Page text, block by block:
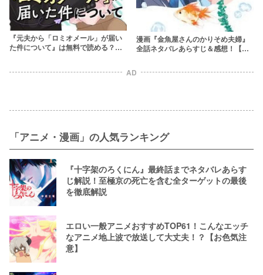
『元夫から「ロミオメール」が届い
た件について』は無料で読める？ネ
漫画『金魚屋さんのかりそめ夫婦』
全話ネタバレあらすじ＆感想！【契
AD
「アニメ・漫画」の人気ランキング
『十字架のろくにん』最終話までネタバレあらす
じ解説！至極京の死亡を含む全ターゲットの最後
を徹底解説
エロい一般アニメおすすめTOP61！こんなエッチ
なアニメ地上波で放送して大丈夫！？【お色気注
意】